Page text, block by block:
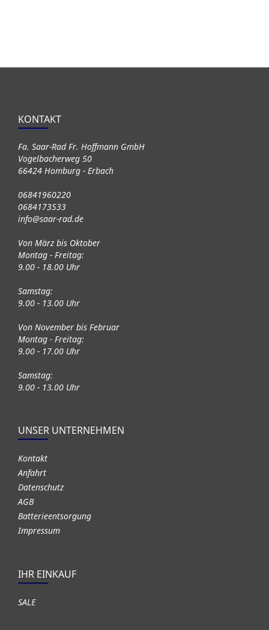
KONTAKT
Fa. Saar-Rad Fr. Hoffmann GmbH
Vogelbacherweg 50
66424 Homburg - Erbach
06841960220
0684173533
info@saar-rad.de
Von März bis Oktober
Montag - Freitag:
9.00 - 18.00 Uhr
Samstag:
9.00 - 13.00 Uhr
Von November bis Februar
Montag - Freitag:
9.00 - 17.00 Uhr
Samstag:
9.00 - 13.00 Uhr
UNSER UNTERNEHMEN
Kontakt
Anfahrt
Datenschutz
AGB
Batterieentsorgung
Impressum
IHR EINKAUF
SALE